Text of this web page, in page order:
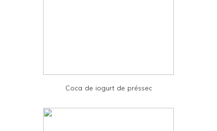
Coca de iogurt de préssec